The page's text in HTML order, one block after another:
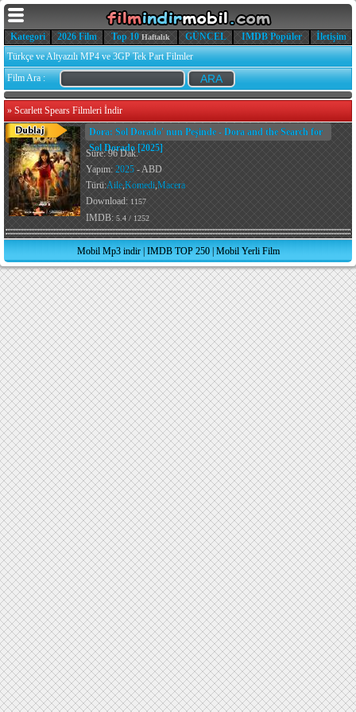
Kategori 2026 Film Top 10 Haftalık GÜNCEL IMDB Popüler
İletişim
Türkçe ve Altyazılı MP4 ve 3GP Tek Part Filmler
Film Ara :
» Scarlett Spears Filmleri İndir
Dora: Sol Dorado' nun Peşinde - Dora and the Search for
Sol Dorado [2025]
Süre: 96 Dak.
Yapım: 2025 - ABD
Türü:Aile,Komedi,Macera
Download: 1157
IMDB: 5.4 / 1252
Mobil Mp3 indir| IMDB TOP 250| Mobil Yerli Film